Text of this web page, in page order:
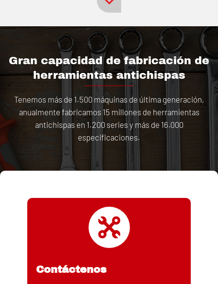
Gran capacidad de fabricación de
herramientas antichispas
Tenemos más de 1.500 máquinas de última generación,
anualmente fabricamos 15 millones de herramientas
antichispas en 1.200 series y más de 16.000
especificaciones.
Contáctenos